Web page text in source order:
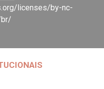
licenses/by-nc-